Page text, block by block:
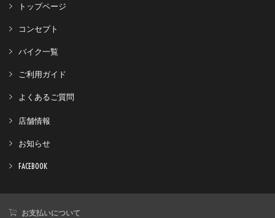
トップページ
コンセプト
バイク一覧
ご利用ガイド
よくあるご質問
店舗情報
お知らせ
FACEBOOK
お支払いについて